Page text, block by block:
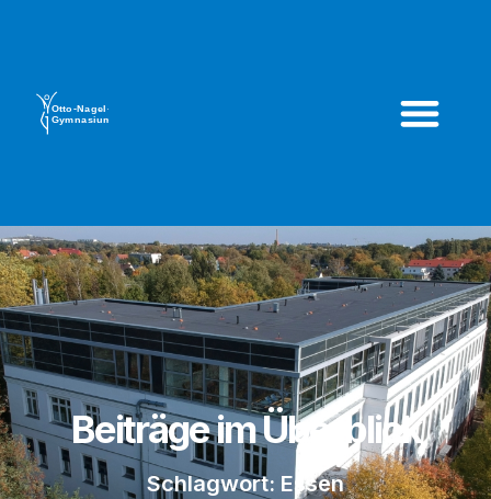
Beiträge im Überblick
Schlagwort: Essen